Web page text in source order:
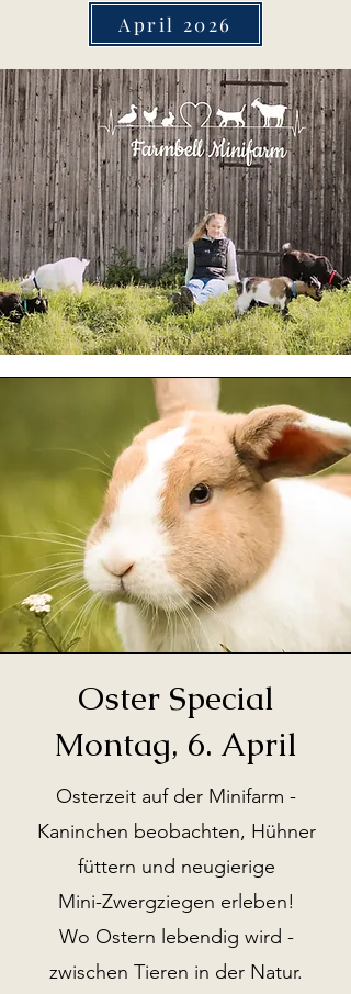
April 2026
Oster Special
Montag, 6. April
Osterzeit auf der Minifarm -
Kaninchen beobachten, Hühner
füttern und neugierige
Mini-Zwergziegen erleben!
Wo Ostern lebendig wird -
zwischen Tieren in der Natur.